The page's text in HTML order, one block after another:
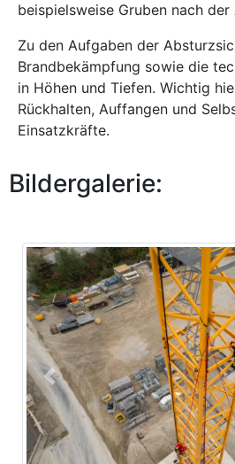
beispielsweise Gruben nach
Zu den Aufgaben der
Brandbekämpfung sowie die
in Höhen und Tiefen. Wichtig
Rückhalten, Auffangen und
Einsatzkräfte.
Bildergalerie:
Previous